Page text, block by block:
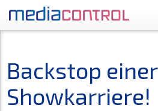
Backstop einer
Showkarriere!